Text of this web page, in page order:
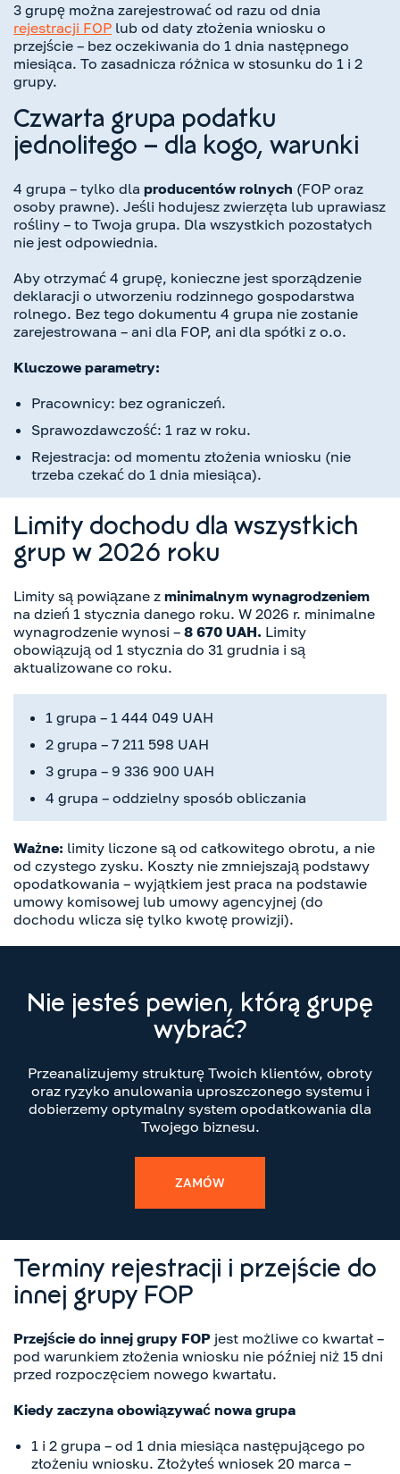
3 grupę można zarejestrować od razu od dnia
rejestracji FOP lub od daty złożenia wniosku o
przejście – bez oczekiwania do 1 dnia następnego
miesiąca. To zasadnicza różnica w stosunku do 1 i 2
grupy.
Czwarta grupa podatku
jednolitego – dla kogo, warunki
4 grupa – tylko dla producentów rolnych (FOP oraz
osoby prawne). Jeśli hodujesz zwierzęta lub uprawiasz
rośliny – to Twoja grupa. Dla wszystkich pozostałych
nie jest odpowiednia.
Aby otrzymać 4 grupę, konieczne jest sporządzenie
deklaracji o utworzeniu rodzinnego gospodarstwa
rolnego. Bez tego dokumentu 4 grupa nie zostanie
zarejestrowana – ani dla FOP, ani dla spółki z o.o.
Kluczowe parametry:
Pracownicy: bez ograniczeń.
Sprawozdawczość: 1 raz w roku.
Rejestracja: od momentu złożenia wniosku (nie
trzeba czekać do 1 dnia miesiąca).
Limity dochodu dla wszystkich
grup w 2026 roku
Limity są powiązane z minimalnym wynagrodzeniem
na dzień 1 stycznia danego roku. W 2026 r. minimalne
wynagrodzenie wynosi – 8 670 UAH. Limity
obowiązują od 1 stycznia do 31 grudnia i są
aktualizowane co roku.
1 grupa – 1 444 049 UAH
2 grupa – 7 211 598 UAH
3 grupa – 9 336 900 UAH
4 grupa – oddzielny sposób obliczania
Ważne: limity liczone są od całkowitego obrotu, a nie
od czystego zysku. Koszty nie zmniejszają podstawy
opodatkowania – wyjątkiem jest praca na podstawie
umowy komisowej lub umowy agencyjnej (do
dochodu wlicza się tylko kwotę prowizji).
Nie jesteś pewien, którą grupę
wybrać?
Przeanalizujemy strukturę Twoich klientów, obroty
oraz ryzyko anulowania uproszczonego systemu i
dobierzemy optymalny system opodatkowania dla
Twojego biznesu.
ZAMÓW
Terminy rejestracji i przejście do
innej grupy FOP
Przejście do innej grupy FOP jest możliwe co kwartał –
pod warunkiem złożenia wniosku nie później niż 15 dni
przed rozpoczęciem nowego kwartału.
Kiedy zaczyna obowiązywać nowa grupa
1 i 2 grupa – od 1 dnia miesiąca następującego po
złożeniu wniosku. Złożyłeś wniosek 20 marca –